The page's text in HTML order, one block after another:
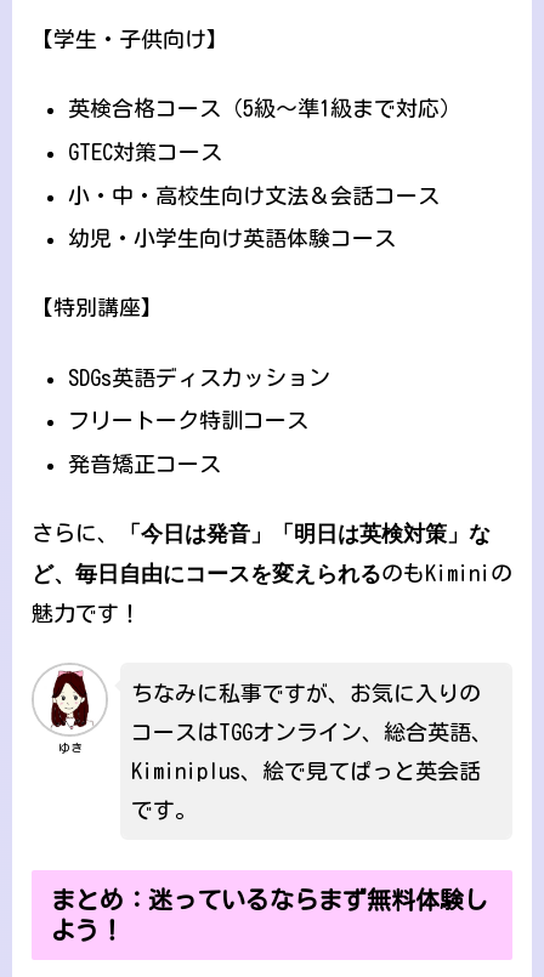
【学生・子供向け】
英検合格コース（5級～準1級まで対応）
GTEC対策コース
小・中・高校生向け文法＆会話コース
幼児・小学生向け英語体験コース
【特別講座】
SDGs英語ディスカッション
フリートーク特訓コース
発音矯正コース
さらに、
「今日は発音」「明日は英検対策」な
ど、毎日自由にコースを変えられるのもKiminiの
魅力です！
ゆき
ちなみに私事ですが、お気に入りの
コースはTGGオンライン、総合英語、
Kiminiplus、絵で見てぱっと英会話
です。
まとめ：迷っているならまず無料体験し
よう！